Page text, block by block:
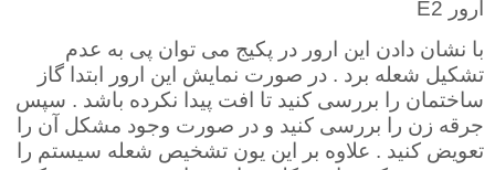
ارور E2
با نشان دادن این ارور در پکیج می توان پی به عدم
تشکیل شعله برد . در صورت نمایش این ارور ابتدا گاز
ساختمان را بررسی کنید تا افت پیدا نکرده باشد . سپس
جرقه زن را بررسی کنید و در صورت وجود مشکل آن را
تعویض کنید . علاوه بر این یون تشخیص شعله سیستم را